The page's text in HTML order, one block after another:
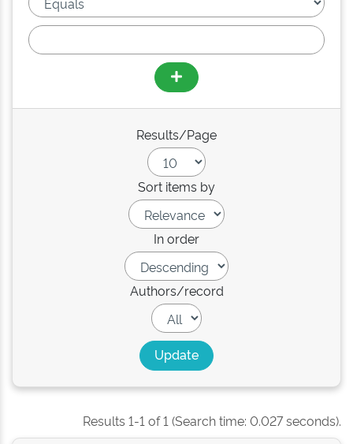
Results/Page
Sort items by
In order
Authors/record
Results 1-1 of 1 (Search time: 0.027 seconds).